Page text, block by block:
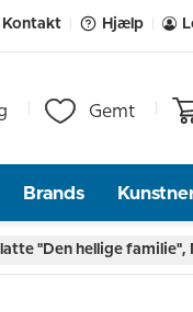
Kontakt Hjælp
Gemt
Brands
"Den hellige